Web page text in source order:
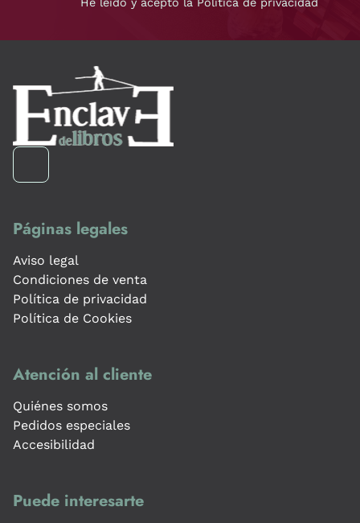
Páginas legales
Aviso legal
Condiciones de venta
Política de privacidad
Política de Cookies
Atención al cliente
Quiénes somos
Pedidos especiales
Accesibilidad
Puede interesarte